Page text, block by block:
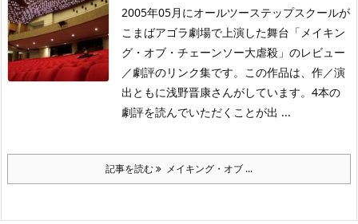
2005年05月にオールツーステップスクールが
こまばアゴラ劇場で上演した舞台「メイキン
グ・オブ・チェーンソー大虐殺」のレビュー
／劇評のリンク集です。この作品は、作／演
出ともに浅野晋康さんがしています。4本の
劇評を読んでいただくことが出 ...
記事を読む メイキング・オブ ...